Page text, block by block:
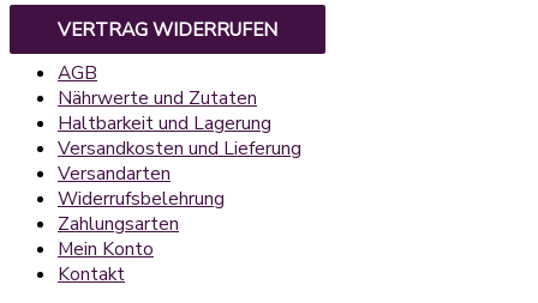
VERTRAG WIDERRUFEN
AGB
Nährwerte und Zutaten
Haltbarkeit und Lagerung
Versandkosten und Lieferung
Versandarten
Widerrufsbelehrung
Zahlungsarten
Mein Konto
Kontakt